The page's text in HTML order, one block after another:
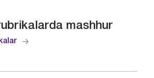
mashhur